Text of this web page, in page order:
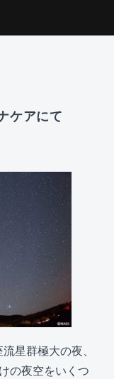
ケアにて
星群極大の夜、
の夜空をいくつ